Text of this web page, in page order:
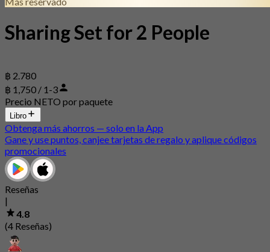
Sharing Set for 2 People
฿ 2.780
฿ 1,750 / 1-3
Precio NETO por paquete
Libro
Obtenga más ahorros — solo en la App
Gane y use puntos, canjee tarjetas de regalo y aplique códigos
promocionales
Reseñas
|
4.8
(4 Reseñas)